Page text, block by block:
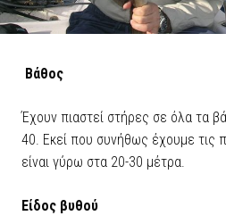
Βάθος
Έχουν πιαστεί στήρες σε όλα τα
40. Εκεί που συνήθως έχουμε τις
είναι γύρω στα 20-30 μέτρα.
Είδος βυθού